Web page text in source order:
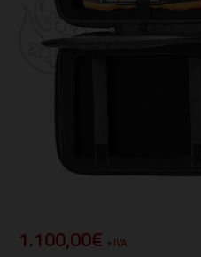
1.100,00€ + IVA